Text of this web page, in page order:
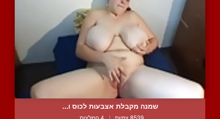
שמנה מקבלת אצבעות לכוס ו...